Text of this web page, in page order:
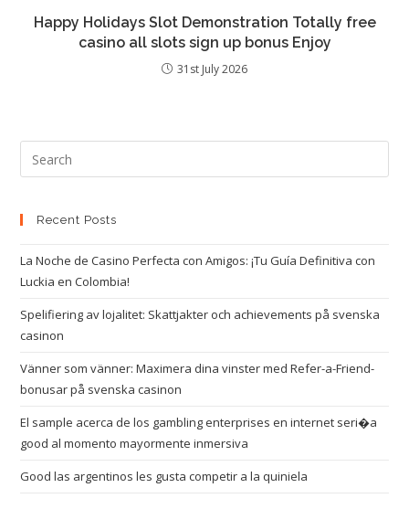
Happy Holidays Slot Demonstration Totally free
casino all slots sign up bonus Enjoy
31st July 2026
Recent Posts
La Noche de Casino Perfecta con Amigos: ¡Tu Guía Definitiva con
Luckia en Colombia!
Spelifiering av lojalitet: Skattjakter och achievements på svenska
casinon
Vänner som vänner: Maximera dina vinster med Refer-a-Friend-
bonusar på svenska casinon
El sample acerca de los gambling enterprises en internet seri�a
good al momento mayormente inmersiva
Good las argentinos les gusta competir a la quiniela